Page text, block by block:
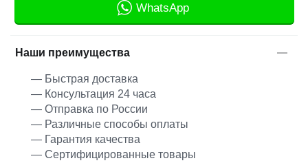
WhatsApp
Наши преимущества
— Быстрая доставка
— Консультация 24 часа
— Отправка по России
— Различные способы оплаты
— Гарантия качества
— Сертифицированные товары